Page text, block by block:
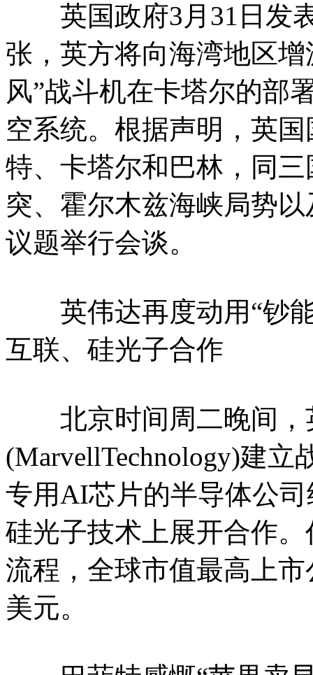
英国政府3月31日发表
张，英方将向海湾地区
风”战斗机在卡塔尔的部
空系统。根据声明，英
特、卡塔尔和巴林，同
突、霍尔木兹海峡局势
议题举行会谈。
英伟达再度动用“钞能
互联、硅光子合作
北京时间周二晚间，
(MarvellTechnology)建
专用AI芯片的半导体公
硅光子技术上展开合作
流程，全球市值最高上
美元。